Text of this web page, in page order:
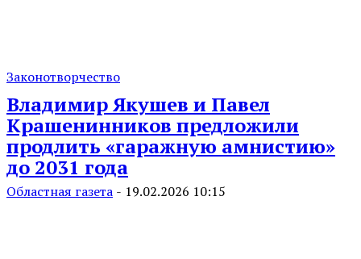
Законотворчество
Владимир Якушев и Павел
Крашенинников предложили
продлить «гаражную амнистию»
до 2031 года
Областная газета - 19.02.2026 10:15